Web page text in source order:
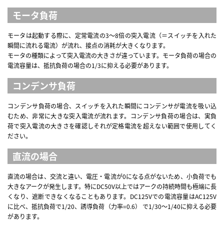
モータ負荷
モータは起動する際に、定常電流の3～8倍の突入電流（＝スイッチを入れた
瞬間に流れる電流）が流れ、接点の消耗が大きくなります。
モータの種類によって突入電流の大きさが違っています。モータ負荷の場合の
電流容量は、抵抗負荷の場合の1/3に抑える必要があります。
コンデンサ負荷
コンデンサ負荷の場合、スイッチを入れた瞬間にコンデンサが電流を吸い込
むため、非常に大きな突入電流が流れます。コンデンサ負荷の場合は、実負
荷で突入電流の大きさを確認しそれが定格電流を超えない範囲で使用してく
ださい。
直流の場合
直流の場合は、交流と違い、電圧・電流が0になる点がないため、小負荷でも
大きなアークが発生します。特にDC50V以上ではアークの持続時間も極端に長
くなり、遮断できなくなることもあります。DC125Vでの電流容量はAC125V
に比べ、抵抗負荷で1/20、誘導負荷（力率=0.6） で1/30～1/40に抑える必要
があります。